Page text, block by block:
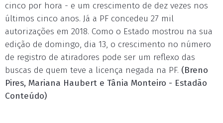
cinco por hora - e um crescimento de dez vezes nos
últimos cinco anos. Já a PF concedeu 27 mil
autorizações em 2018. Como o Estado mostrou na sua
edição de domingo, dia 13, o crescimento no número
de registro de atiradores pode ser um reflexo das
buscas de quem teve a licença negada na PF. (Breno
Pires, Mariana Haubert e Tânia Monteiro - Estadão
Conteúdo)